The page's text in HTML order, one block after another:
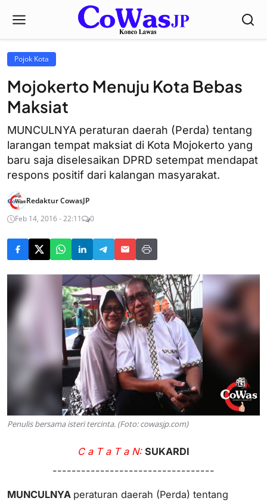
Pojok Kota
Mojokerto Menuju Kota Bebas
Maksiat
MUNCULNYA peraturan daerah (Perda) tentang
larangan tempat maksiat di Kota Mojokerto yang
baru saja diselesaikan DPRD setempat mendapat
respons positif dari kalangan masyarakat.
Redaktur CowasJP
Feb 14, 2016 - 22:11
0
Penulis bersama isteri tercinta. (Foto: cowasjp.com)
C a T a T a N: SUKARDI
----------------------------------
MUNCULNYA peraturan daerah (Perda) tentang